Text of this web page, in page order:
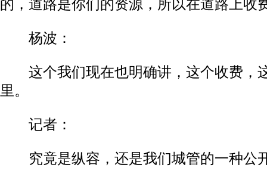
的，道路是你们的资源，所以在道路上收
杨波：
这个我们现在也明确讲，这个收费，
里。
记者：
究竟是纵容，还是我们城管的一种公